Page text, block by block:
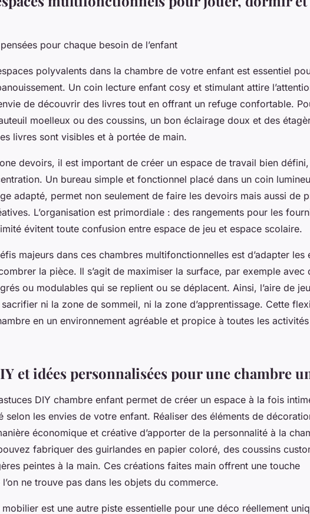
pour chaque besoin de l’enfant
polyvalents dans la chambre de votre enfant est essentiel
Un coin lecture enfant cosy et stimulant attire
de découvrir des livres tout en offrant un refuge confortable.
moelleux ou des coussins, un bon éclairage doux et des
livres sont visibles et à portée de main.
devoirs, il est important de créer un espace de travail bien
Un bureau simple et fonctionnel placé dans un coin
adapté, permet non seulement de faire les devoirs mais aussi de
L’organisation est primordiale : des rangements pour les
évitent toute confusion entre espace de jeu et espace scolaire.
majeurs dans ces chambres multifonctionnelles est d’adapter les
la pièce. Il s’agit de maximiser la surface, par exemple avec
ou modulables qui se replient ou se déplacent. Ainsi, l’aire de
ni la zone de sommeil, ni la zone d’apprentissage. Cette
en un environnement agréable et propice à toutes les
et idées personnalisées pour une chambre
DIY chambre enfant permet de créer un espace à la fois
selon les envies de votre enfant. Réaliser des éléments de
économique et créative d’apporter de la personnalité à la
fabriquer des guirlandes en papier coloré, des coussins
peintes à la main. Ces créations faites main offrent une touche
ne trouve pas dans les objets du commerce.
mobilier est une autre piste essentielle pour une déco réellement